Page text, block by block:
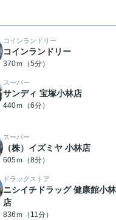
コインランドリー
コインランドリー
370ｍ（5分）
スーパー
サンディ 宝塚小林店
440ｍ（6分）
スーパー
（株）イズミヤ 小林店
605ｍ（8分）
ドラッグストア
ニシイチドラッグ 健康館小
店
836ｍ（11分）